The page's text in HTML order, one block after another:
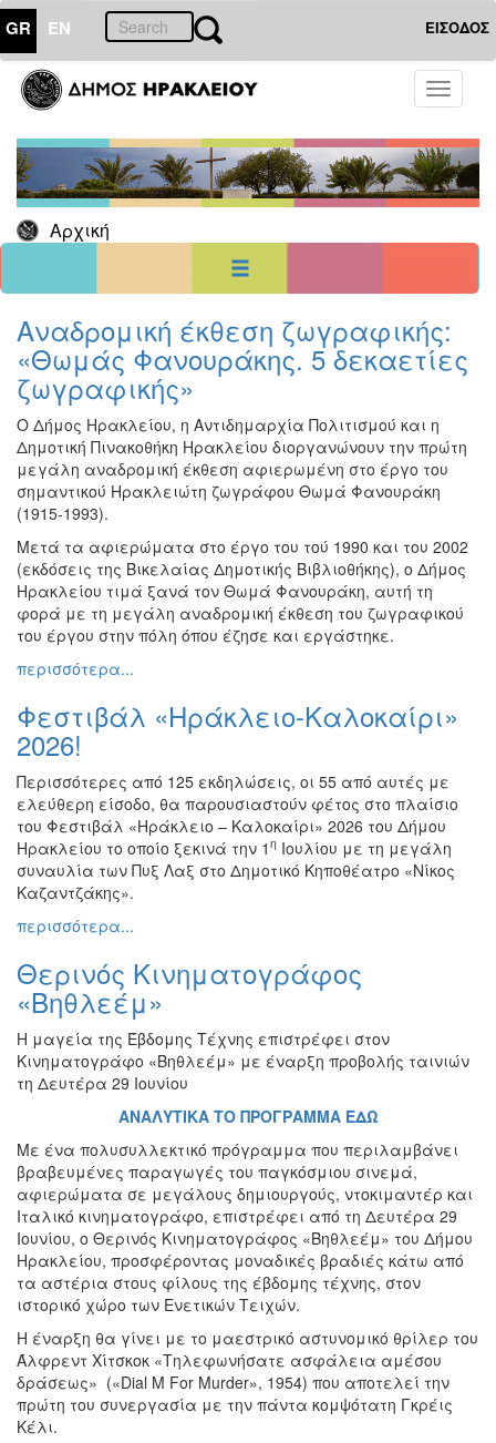
GR EN ΕΙΣΟΔΟΣ
Toggle
Αρχική
12
Ιούλιος
2026
Κυρ Τρι Τετ Πεμ Παρ Σαβ
1 2 3
4
5
12
13 14 15 16 17
18
25
ΗΜΕΡΟΛΟΓΙΟ
ΕΚΔΗΛΩΣΕΩΝ
Χριστούγεννα
-
Πρωτοχρονιά
Βιβλίο
Ζωγραφική
Φωτογραφία
Τραγούδι
Μουσική
Κινηματογράφος
Χορός
Θέατρο
Παζάρι
Ειδών
Συνέδρια
Ημερίδες
-
Διημερίδες
Σεμινάρια-
Διαλέξεις-
Ομιλίες
Διάφορες
Εκθέσεις
Εκδηλώσεις
για
Παιδιά
Άλλες
Εκδηλώσεις
ΤΟΠΟΣ
ΜΑΣ
ΔΗΜΟΣ
ΠΟΛΙΤΙΣΜΟΣ
Αναδρομική έκθεση ζωγραφικής:
«Θωμάς Φανουράκης. 5 δεκαετίες
ζωγραφικής»
Ο Δήμος Ηρακλείου, η Αντιδημαρχία Πολιτισμού και η
Δημοτική Πινακοθήκη Ηρακλείου διοργανώνουν την πρώτη
μεγάλη αναδρομική έκθεση αφιερωμένη στο έργο του
σημαντικού Ηρακλειώτη ζωγράφου Θωμά Φανουράκη
(1915-1993).
Μετά τα αφιερώματα στο έργο του τού 1990 και του 2002
(εκδόσεις της Βικελαίας Δημοτικής Βιβλιοθήκης), ο Δήμος
Ηρακλείου τιμά ξανά τον Θωμά Φανουράκη, αυτή τη
φορά με τη μεγάλη αναδρομική έκθεση του ζωγραφικού
του έργου στην πόλη όπου έζησε και εργάστηκε.
περισσότερα...
Φεστιβάλ «Ηράκλειο-Καλοκαίρι»
2026!
Περισσότερες από 125 εκδηλώσεις, οι 55 από αυτές με
ελεύθερη είσοδο, θα παρουσιαστούν φέτος στο πλαίσιο
του Φεστιβάλ «Ηράκλειο – Καλοκαίρι» 2026 του Δήμου
Ηρακλείου το οποίο ξεκινά την 1 η Ιουλίου με τη μεγάλη
συναυλία των Πυξ Λαξ στο Δημοτικό Κηποθέατρο «Νίκος
Καζαντζάκης».
περισσότερα...
Θερινός Κινηματογράφος
«Βηθλεέμ»
Η μαγεία της Έβδομης Τέχνης επιστρέφει στον
Κινηματογράφο «Βηθλεέμ» με έναρξη προβολής ταινιών
τη Δευτέρα 29 Ιουνίου
ΑΝΑΛΥΤΙΚΑ ΤΟ ΠΡΟΓΡΑΜΜΑ ΕΔΩ
Με ένα πολυσυλλεκτικό πρόγραμμα που περιλαμβάνει
βραβευμένες παραγωγές του παγκόσμιου σινεμά,
αφιερώματα σε μεγάλους δημιουργούς, ντοκιμαντέρ και
Ιταλικό κινηματογράφο, επιστρέφει από τη Δευτέρα 29
Ιουνίου, ο Θερινός Κινηματογράφος «Βηθλεέμ» του Δήμου
Ηρακλείου, προσφέροντας μοναδικές βραδιές κάτω από
τα αστέρια στους φίλους της έβδομης τέχνης, στον
ιστορικό χώρο των Ενετικών Τειχών.
Η έναρξη θα γίνει με το μαεστρικό αστυνομικό θρίλερ του
Άλφρεντ Χίτσκοκ «Τηλεφωνήσατε ασφάλεια αμέσου
δράσεως» («Dial M For Murder», 1954) που αποτελεί την
πρώτη του συνεργασία με την πάντα κομψότατη Γκρέις
Κέλι.